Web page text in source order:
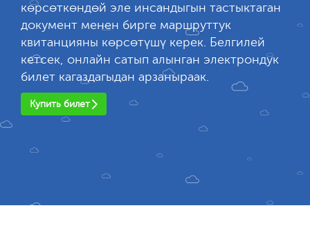
көрсөткөндөй эле инсандыгын тастыктаган
документ менен бирге маршруттук
квитанцияны көрсөтүшү керек. Белгилей
кетсек, онлайн сатып алынган электрондук
билет кагаздагыдан арзаныраак.
Купить билет